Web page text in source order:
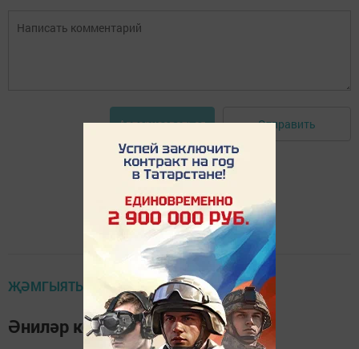
Авторизоваться Отправить
ҖӘМГЫЯТЬ
Әниләр көненә концерт